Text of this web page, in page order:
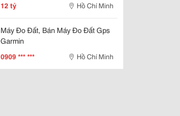
12 tỷ Hồ Chí Minh
Máy Đo Đất, Bán Máy Đo Đất Gps
Garmin
0909 *** *** Hồ Chí Minh